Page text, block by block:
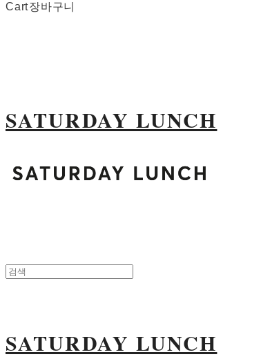
Cart장바구니
SATURDAY LUNCH
SATURDAY LUNCH